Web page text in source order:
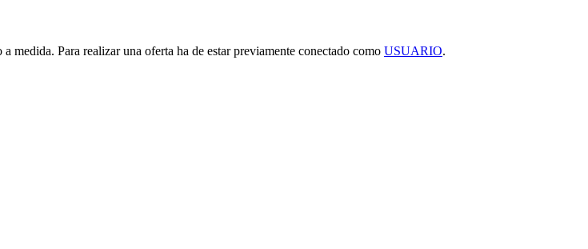
medida. Para realizar una oferta ha de estar previamente conectado como USUARIO.